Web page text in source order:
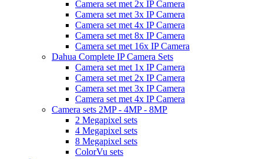
Camera set met 2x IP Camera
Camera set met 3x IP Camera
Camera set met 4x IP Camera
Camera set met 8x IP Camera
Camera set met 16x IP Camera
Dahua Complete IP Camera Sets
Camera set met 1x IP Camera
Camera set met 2x IP Camera
Camera set met 3x IP Camera
Camera set met 4x IP Camera
Camera sets 2MP - 4MP - 8MP
2 Megapixel sets
4 Megapixel sets
8 Megapixel sets
ColorVu sets